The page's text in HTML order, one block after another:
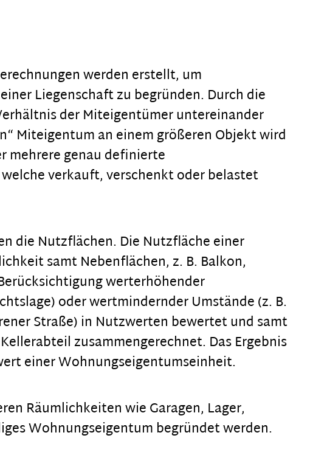
werden erstellt, um
Liegenschaft zu begründen. Durch die
der Miteigentümer untereinander
Miteigentum an einem größeren Objekt wird
mehrere genau definierte
verkauft, verschenkt oder belastet
die Nutzflächen. Die Nutzfläche einer
samt Nebenflächen, z. B. Balkon,
werterhöhender
oder wertmindernder Umstände (z. B.
Straße) in Nutzwerten bewertet und samt
zusammengerechnet. Das Ergebnis
einer Wohnungseigentumseinheit.
Räumlichkeiten wie Garagen, Lager,
Wohnungseigentum begründet werden.